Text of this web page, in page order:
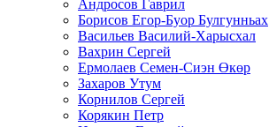
Андросов Гаврил
Борисов Егор-Буор Булгунньах
Васильев Василий-Харысхал
Вахрин Сергей
Ермолаев Семен-Сиэн Өкөр
Захаров Утум
Корнилов Сергей
Корякин Петр